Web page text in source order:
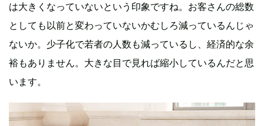
は大きくなっていないという印象ですね。お客さんの総数
としても以前と変わっていないかむしろ減っているんじゃ
ないか。少子化で若者の人数も減っているし、経済的な余
裕もありません。大きな目で見れば縮小しているんだと思
います。